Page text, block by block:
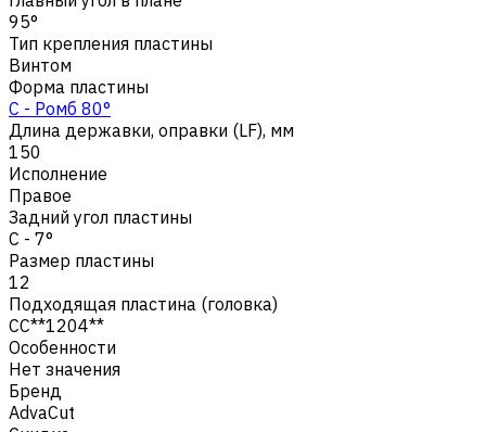
95°
Тип крепления пластины
Винтом
Форма пластины
C - Ромб 80°
Длина державки, оправки (LF), мм
150
Исполнение
Правое
Задний угол пластины
C - 7°
Размер пластины
12
Подходящая пластина (головка)
CC**1204**
Особенности
Нет значения
Бренд
AdvaCut